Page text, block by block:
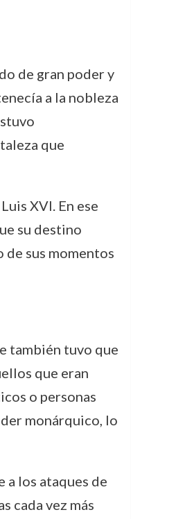
de gran poder y
a la nobleza
que
XVI. En ese
su destino
sus momentos
también tuvo que
que eran
o personas
monárquico, lo
los ataques de
cada vez más